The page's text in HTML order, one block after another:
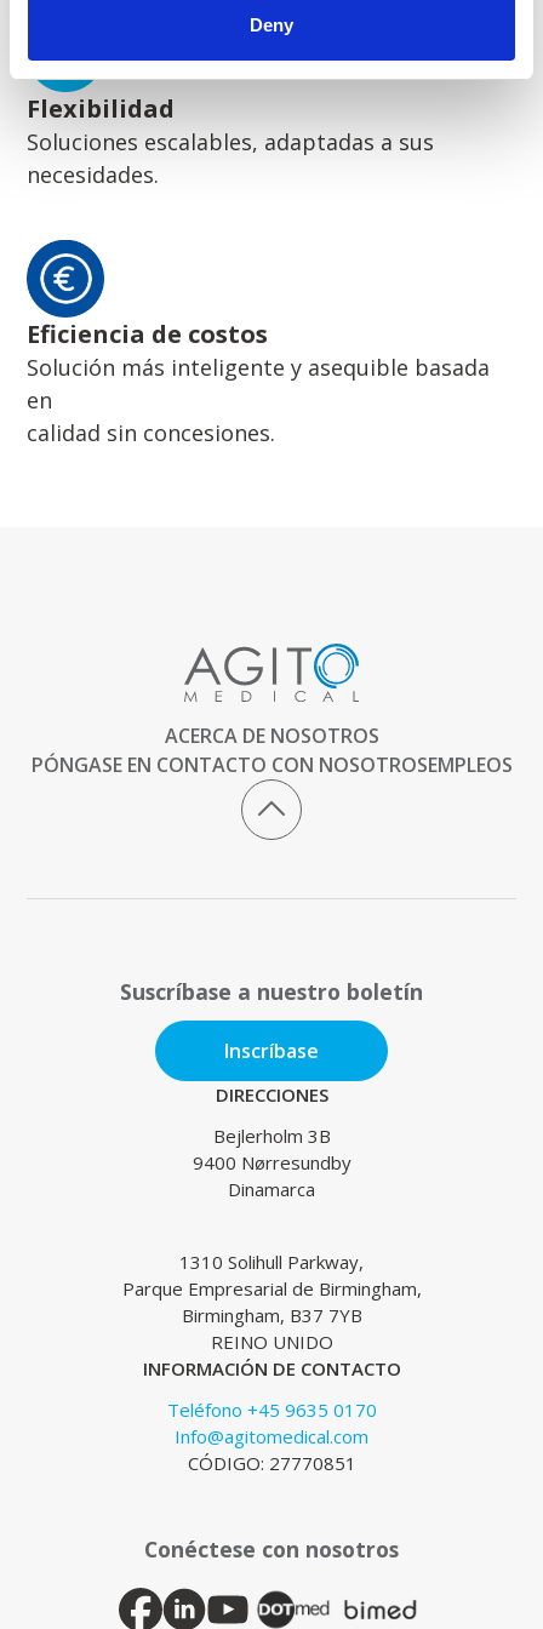
Deny
Flexibilidad
Soluciones escalables, adaptadas a sus
necesidades.
Eficiencia de costos
Solución más inteligente y asequible basada
en
calidad sin concesiones.
ACERCA DE NOSOTROS
PÓNGASE EN CONTACTO CON NOSOTROSEMPLEOS
Suscríbase a nuestro boletín
Inscríbase
DIRECCIONES
Bejlerholm 3B
9400 Nørresundby
Dinamarca
1310 Solihull Parkway,
Parque Empresarial de Birmingham,
Birmingham, B37 7YB
REINO UNIDO
INFORMACIÓN DE CONTACTO
Teléfono +45 9635 0170
Info@agitomedical.com
CÓDIGO: 27770851
Conéctese con nosotros